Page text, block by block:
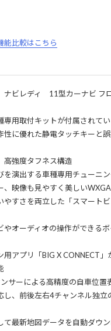
能比較はこちら
ビレディ 11型カーナビ フ
用取付キットが付属されてい
に優れた静電タッチキーと
強度タフネス構造
演出する車種専用チューニ
映像も見やすく美しい
すさを両立した「スマート
オーディオの操作ができる
アプリ「BIG X CONNECT」
サーによる高精度の自車位置
、前後左右4チャンネル独立
最新地図データを自動ダウ